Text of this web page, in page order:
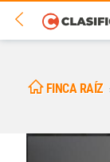
FINCA RAÍZ